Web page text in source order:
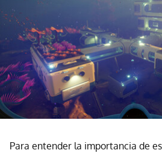
Para entender la importancia de